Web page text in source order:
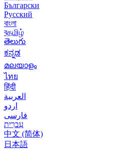
Български
Русский
বাংলা
বதமிழ்
తెలుగు
ಕನ್ನಡ
മലയാളം
ไทย
हिंदी
العربية
اردو
فارسی
עִברִית
中文 (简体)
日本語